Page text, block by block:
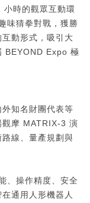
時的觀眾互動環
味猜拳對戰，獲勝
動形式，吸引大
BEYOND Expo 極
知名財團代表等
觀摩 MATRIX-3 演
線、量產規劃與
、操作精度、安全
通用人形機器人